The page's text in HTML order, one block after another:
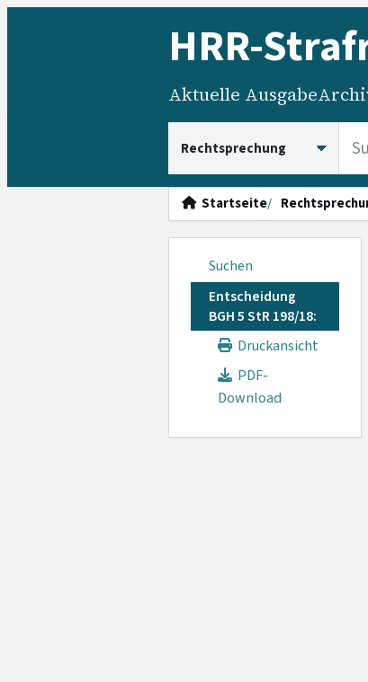
HRR-
Aktuelle Ausgabe
Startseite
Suchen
Entscheidung
BGH 5 StR 198/18:
Druckansicht
PDF-
Download